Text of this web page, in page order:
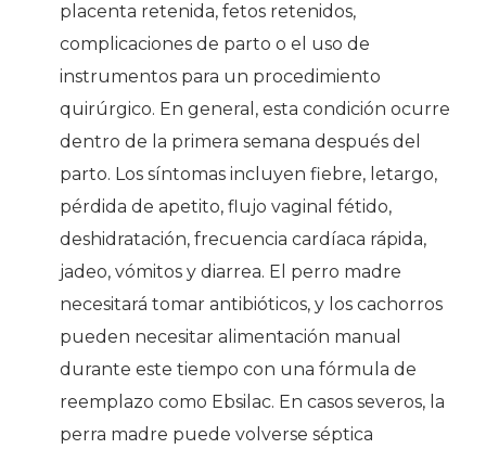
placenta retenida, fetos retenidos,
complicaciones de parto o el uso de
instrumentos para un procedimiento
quirúrgico. En general, esta condición ocurre
dentro de la primera semana después del
parto. Los síntomas incluyen fiebre, letargo,
pérdida de apetito, flujo vaginal fétido,
deshidratación, frecuencia cardíaca rápida,
jadeo, vómitos y diarrea. El perro madre
necesitará tomar antibióticos, y los cachorros
pueden necesitar alimentación manual
durante este tiempo con una fórmula de
reemplazo como Ebsilac. En casos severos, la
perra madre puede volverse séptica